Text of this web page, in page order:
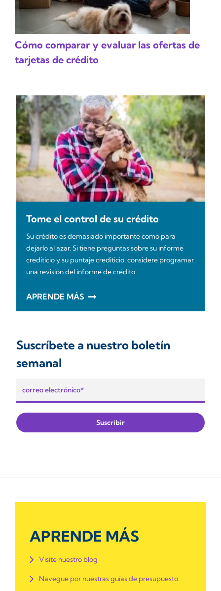
Cómo comparar y evaluar las ofertas de
tarjetas de crédito
Tome el control de su crédito
Su crédito es demasiado importante como para
dejarlo al azar. Si tiene preguntas sobre su informe
crediticio y su puntaje crediticio, considere programar
una revisión del informe de crédito.
APRENDE MÁS
Suscríbete a nuestro boletín
semanal
APRENDE MÁS
Visite nuestro blog
Navegue por nuestras guías de presupuesto